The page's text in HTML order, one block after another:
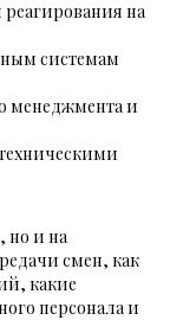
на
системам
менеджмента и
но и на
смен, как
какие
персонала и